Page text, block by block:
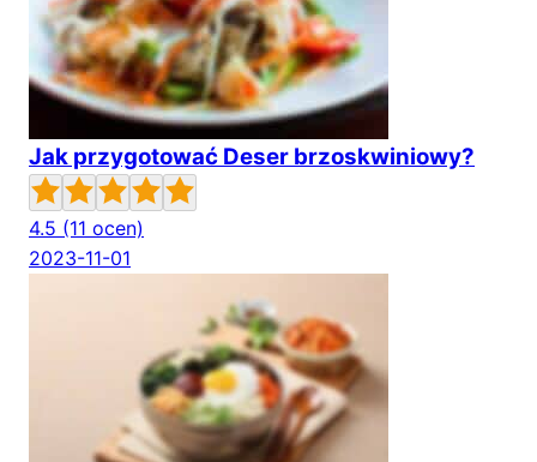
Jak przygotować Deser brzoskwiniowy?
4.5 (11 ocen)
2023-11-01